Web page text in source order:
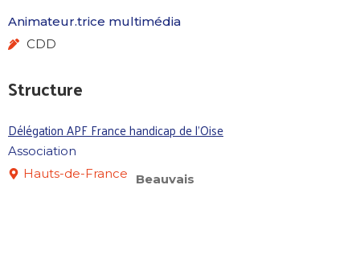
Animateur.trice multimédia
CDD
Structure
Délégation APF France handicap de l'Oise
Association
Hauts-de-France
Beauvais